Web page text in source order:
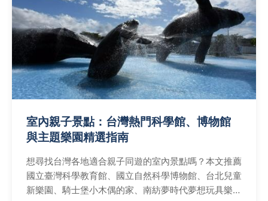
室內親子景點：台灣熱門科學館、博物館
與主題樂園精選指南
想尋找台灣各地適合親子同遊的室內景點嗎？本文推薦
國立臺灣科學教育館、國立自然科學博物館、台北兒童
新樂園、騎士堡小木偶的家、南紡夢時代夢想玩具樂